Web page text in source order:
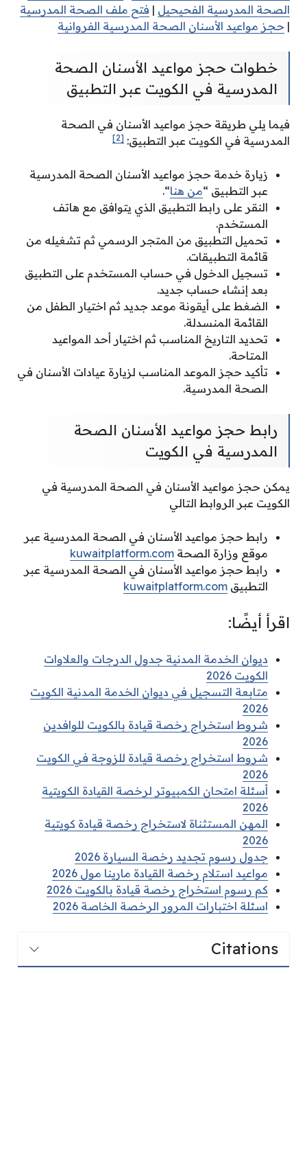
الصحة المدرسية الفحيحيل | فتح ملف الصحة المدرسية
| حجز مواعيد الأسنان الصحة المدرسية الفروانية
خطوات حجز مواعيد الأسنان الصحة
المدرسية في الكويت عبر التطبيق
فيما يلي طريقة حجز مواعيد الأسنان في الصحة
المدرسية في الكويت عبر التطبيق: [2]
زيارة خدمة حجز مواعيد الأسنان الصحة المدرسية
عبر التطبيق “من هنا“.
النقر على رابط التطبيق الذي يتوافق مع هاتف
المستخدم.
تحميل التطبيق من المتجر الرسمي ثم تشغيله من
قائمة التطبيقات.
تسجيل الدخول في حساب المستخدم على التطبيق
بعد إنشاء حساب جديد.
الضغط على أيقونة موعد جديد ثم اختيار الطفل من
القائمة المنسدلة.
تحديد التاريخ المناسب ثم اختيار أحد المواعيد
المتاحة.
تأكيد حجز الموعد المناسب لزيارة عيادات الأسنان في
الصحة المدرسية.
رابط حجز مواعيد الأسنان الصحة
المدرسية في الكويت
يمكن حجز مواعيد الأسنان في الصحة المدرسية في
الكويت عبر الروابط التالي
رابط حجز مواعيد الأسنان في الصحة المدرسية عبر
موقع وزارة الصحة kuwaitplatform.com
رابط حجز مواعيد الأسنان في الصحة المدرسية عبر
التطبيق kuwaitplatform.com
اقرأ أيضًا:
ديوان الخدمة المدنية جدول الدرجات والعلاوات
الكويت 2026
متابعة التسجيل في ديوان الخدمة المدنية الكويت
2026
شروط استخراج رخصة قيادة بالكويت للوافدين
2026
شروط استخراج رخصة قيادة للزوجة في الكويت
2026
أسئلة امتحان الكمبيوتر لرخصة القيادة الكويتية
2026
المهن المستثناة لاستخراج رخصة قيادة كويتية
2026
جدول رسوم تجديد رخصة السيارة 2026
مواعيد استلام رخصة القيادة مارينا مول 2026
كم رسوم استخراج رخصة قيادة بالكويت 2026
اسئلة اختبارات المرور الرخصة الخاصة 2026
Citations